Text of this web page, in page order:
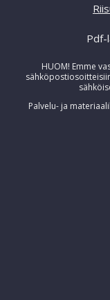
Pdf-
HUOM! Emme
Palvelu- ja